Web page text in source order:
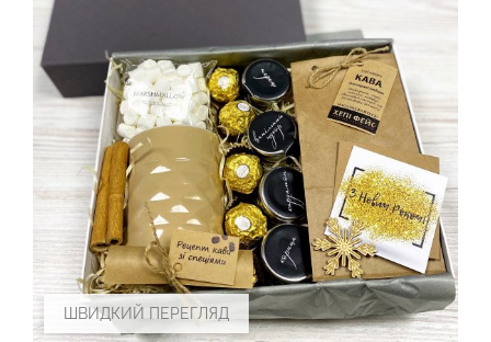
ШВИДКИЙ ПЕРЕГЛЯД